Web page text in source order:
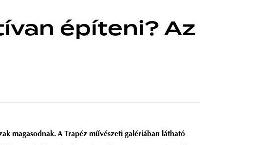
építeni? Az
magasodnak. A Trapéz művészeti galériában látható